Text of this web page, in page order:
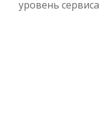
уровень